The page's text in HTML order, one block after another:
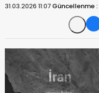
31.03.2026 11:07 Güncellenme :